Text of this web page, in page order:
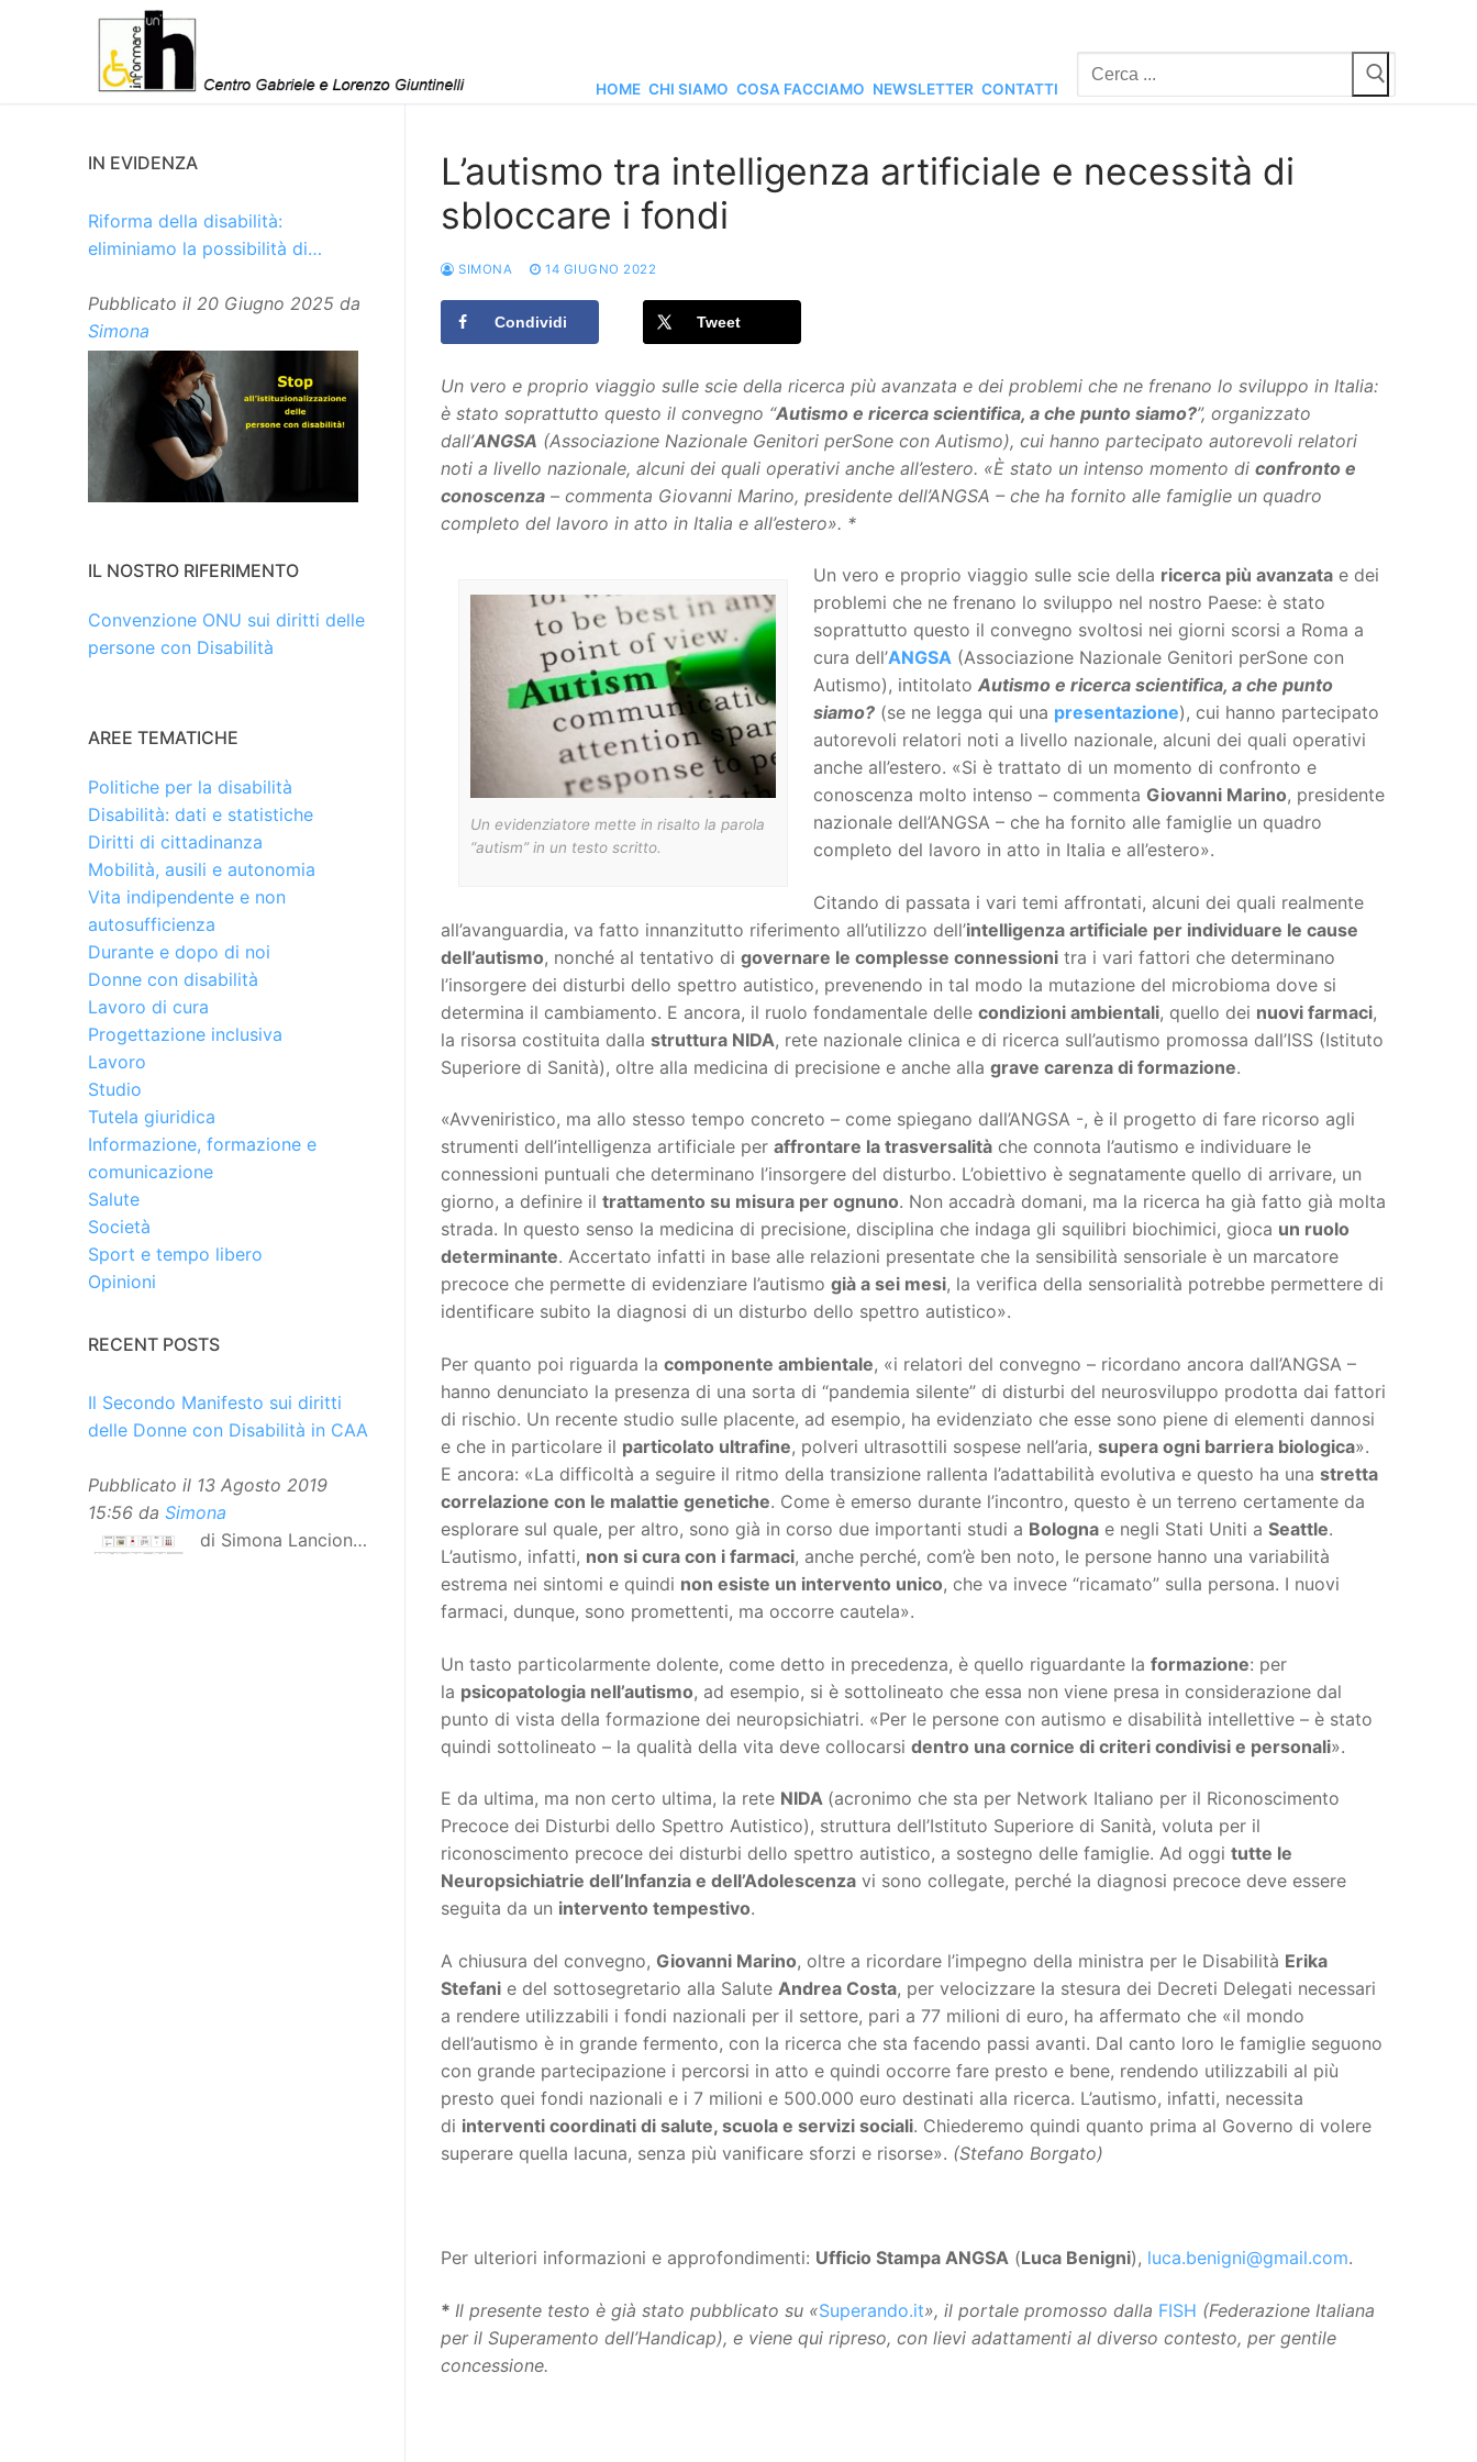
HOME CHI SIAMO COSA FACCIAMO NEWSLETTER CONTATTI
Cerca:
L’autismo tra intelligenza artificiale e necessità di
sbloccare i fondi
SIMONA 14 GIUGNO 2022
Condividi Tweet
Un vero e proprio viaggio sulle scie della ricerca più avanzata e dei problemi che ne frenano lo sviluppo in Italia:
è stato soprattutto questo il convegno “Autismo e ricerca scientifica, a che punto siamo?”, organizzato
dall’ANGSA (Associazione Nazionale Genitori perSone con Autismo), cui hanno partecipato autorevoli relatori
noti a livello nazionale, alcuni dei quali operativi anche all’estero. «È stato un intenso momento di confronto e
conoscenza – commenta Giovanni Marino, presidente dell’ANGSA – che ha fornito alle famiglie un quadro
completo del lavoro in atto in Italia e all’estero». *
Un evidenziatore mette in risalto la parola
“autism” in un testo scritto.
Un vero e proprio viaggio sulle scie della ricerca più avanzatae dei
problemi che ne frenano lo sviluppo nel nostro Paese: è stato
soprattutto questo il convegno svoltosi nei giorni scorsi a Roma a
cura dell’ANGSA(Associazione Nazionale Genitori perSone con
Autismo), intitolato Autismo e ricerca scientifica, a che punto
siamo?(se ne legga qui una presentazione), cui hanno partecipato
autorevoli relatori noti a livello nazionale, alcuni dei quali operativi
anche all’estero. «Si è trattato di un momento di confronto e
conoscenza molto intenso – commenta Giovanni Marino, presidente
nazionale dell’ANGSA – che ha fornito alle famiglie un quadro
completo del lavoro in atto in Italia e all’estero».
Citando di passata i vari temi affrontati, alcuni dei quali realmente
all’avanguardia, va fatto innanzitutto riferimento all’utilizzo dell’intelligenza artificiale per individuare le cause
dell’autismo, nonché al tentativo di governare le complesse connessioni tra i vari fattori che determinano
l’insorgere dei disturbi dello spettro autistico, prevenendo in tal modo la mutazione del microbioma dove si
determina il cambiamento. E ancora, il ruolo fondamentale delle condizioni ambientali, quello dei nuovi farmaci,
la risorsa costituita dalla struttura NIDA, rete nazionale clinica e di ricerca sull’autismo promossa dall’ISS (Istituto
Superiore di Sanità), oltre alla medicina di precisione e anche alla grave carenza di formazione.
«Avveniristico, ma allo stesso tempo concreto – come spiegano dall’ANGSA -, è il progetto di fare ricorso agli
strumenti dell’intelligenza artificiale per affrontare la trasversalità che connota l’autismo e individuare le
connessioni puntuali che determinano l’insorgere del disturbo. L’obiettivo è segnatamente quello di arrivare, un
giorno, a definire il trattamento su misura per ognuno. Non accadrà domani, ma la ricerca ha già fatto già molta
strada. In questo senso la medicina di precisione, disciplina che indaga gli squilibri biochimici, gioca un ruolo
determinante. Accertato infatti in base alle relazioni presentate che la sensibilità sensoriale è un marcatore
precoce che permette di evidenziare l’autismo già a sei mesi, la verifica della sensorialità potrebbe permettere di
identificare subito la diagnosi di un disturbo dello spettro autistico».
Per quanto poi riguarda la componente ambientale, «i relatori del convegno – ricordano ancora dall’ANGSA –
hanno denunciato la presenza di una sorta di “pandemia silente” di disturbi del neurosviluppo prodotta dai fattori
di rischio. Un recente studio sulle placente, ad esempio, ha evidenziato che esse sono piene di elementi dannosi
e che in particolare il particolato ultrafine, polveri ultrasottili sospese nell’aria, supera ogni barriera biologica».
E ancora: «La difficoltà a seguire il ritmo della transizione rallenta l’adattabilità evolutiva e questo ha una stretta
correlazione con le malattie genetiche. Come è emerso durante l’incontro, questo è un terreno certamente da
esplorare sul quale, per altro, sono già in corso due importanti studi a Bologna e negli Stati Uniti a Seattle.
L’autismo, infatti, non si cura con i farmaci, anche perché, com’è ben noto, le persone hanno una variabilità
estrema nei sintomi e quindi non esiste un intervento unico, che va invece “ricamato” sulla persona. I nuovi
farmaci, dunque, sono promettenti, ma occorre cautela».
Un tasto particolarmente dolente, come detto in precedenza, è quello riguardante la formazione: per
la psicopatologia nell’autismo, ad esempio, si è sottolineato che essa non viene presa in considerazione dal
punto di vista della formazione dei neuropsichiatri. «Per le persone con autismo e disabilità intellettive – è stato
quindi sottolineato – la qualità della vita deve collocarsi dentro una cornice di criteri condivisi e personali».
E da ultima, ma non certo ultima, la rete NIDA (acronimo che sta per Network Italiano per il Riconoscimento
Precoce dei Disturbi dello Spettro Autistico), struttura dell’Istituto Superiore di Sanità, voluta per il
riconoscimento precoce dei disturbi dello spettro autistico, a sostegno delle famiglie. Ad oggi tutte le
Neuropsichiatrie dell’Infanzia e dell’Adolescenza vi sono collegate, perché la diagnosi precoce deve essere
seguita da un intervento tempestivo.
A chiusura del convegno, Giovanni Marino, oltre a ricordare l’impegno della ministra per le Disabilità Erika
Stefani e del sottosegretario alla Salute Andrea Costa, per velocizzare la stesura dei Decreti Delegati necessari
a rendere utilizzabili i fondi nazionali per il settore, pari a 77 milioni di euro, ha affermato che «il mondo
dell’autismo è in grande fermento, con la ricerca che sta facendo passi avanti. Dal canto loro le famiglie seguono
con grande partecipazione i percorsi in atto e quindi occorre fare presto e bene, rendendo utilizzabili al più
presto quei fondi nazionali e i 7 milioni e 500.000 euro destinati alla ricerca. L’autismo, infatti, necessita
di interventi coordinati di salute, scuola e servizi sociali. Chiederemo quindi quanto prima al Governo di volere
superare quella lacuna, senza più vanificare sforzi e risorse». (Stefano Borgato)
Per ulteriori informazioni e approfondimenti: Ufficio Stampa ANGSA (Luca Benigni), luca.benigni@gmail.com.
* Il presente testo è già stato pubblicato su «Superando.it», il portale promosso dalla FISH (Federazione Italiana
per il Superamento dell’Handicap), e viene qui ripreso, con lievi adattamenti al diverso contesto, per gentile
concessione.
IN EVIDENZA
Riforma della disabilità:
eliminiamo la possibilità di
Pubblicato il 20 Giugno 2025 da
Simona
IL NOSTRO RIFERIMENTO
Convenzione ONU sui diritti delle
persone con Disabilità
AREE TEMATICHE
Politiche per la disabilità
Disabilità: dati e statistiche
Diritti di cittadinanza
Mobilità, ausili e autonomia
Vita indipendente e non
autosufficienza
Durante e dopo di noi
Donne con disabilità
Lavoro di cura
Progettazione inclusiva
Lavoro
Studio
Tutela giuridica
Informazione, formazione e
comunicazione
Salute
Società
Sport e tempo libero
Opinioni
RECENT POSTS
Il Secondo Manifesto sui diritti
delle Donne con Disabilità in CAA
Pubblicato il 13 Agosto 2019
15:56 da Simona
di Simona Lancioni,